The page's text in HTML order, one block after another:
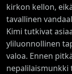
kirkon kellon,
tavallinen
Kimi tutkivat
yliluonnollinen
valoa. Ennen
nepalilaismunkki